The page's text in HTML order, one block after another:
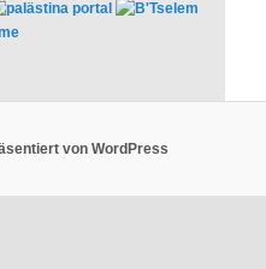
von WordPress